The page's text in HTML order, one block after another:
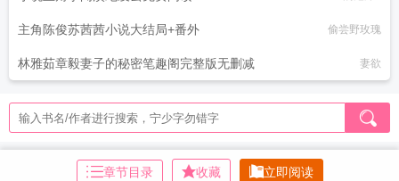
主角陈俊苏茜茜小说大结局+番外 偷尝野玫瑰
林雅茹章毅妻子的秘密笔趣阁完整版无删减 妻欲
章节目录 收藏 立即阅读